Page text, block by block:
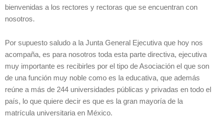
bienvenidas a los rectores y rectoras que se encuentran con
nosotros.
Por supuesto saludo a la Junta General Ejecutiva que hoy nos
acompaña, es para nosotros toda esta parte directiva, ejecutiva
muy importante es recibirles por el tipo de Asociación el que son
de una función muy noble como es la educativa, que además
reúne a más de 244 universidades públicas y privadas en todo el
país, lo que quiere decir es que es la gran mayoría de la
matrícula universitaria en México.